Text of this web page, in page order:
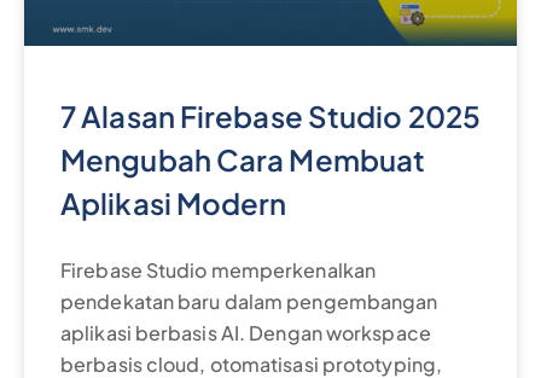
7 Alasan Firebase Studio 2025
Mengubah Cara Membuat
Aplikasi Modern
Firebase Studio memperkenalkan
pendekatan baru dalam pengembangan
aplikasi berbasis AI. Dengan workspace
berbasis cloud, otomatisasi prototyping,